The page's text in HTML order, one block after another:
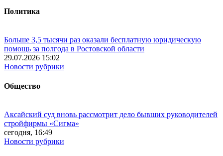
Политика
Больше 3,5 тысячи раз оказали бесплатную юридическую
помощь за полгода в Ростовской области
29.07.2026 15:02
Новости рубрики
Общество
Аксайский суд вновь рассмотрит дело бывших руководителей
стройфирмы «Сигма»
сегодня, 16:49
Новости рубрики